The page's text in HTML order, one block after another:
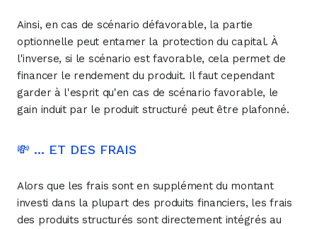
Ainsi, en cas de scénario défavorable, la partie
optionnelle peut entamer la protection du capital. À
l'inverse, si le scénario est favorable, cela permet de
financer le rendement du produit. Il faut cependant
garder à l'esprit qu'en cas de scénario favorable, le
gain induit par le produit structuré peut être plafonné.
💸 ... ET DES FRAIS
Alors que les frais sont en supplément du montant
investi dans la plupart des produits financiers, les frais
des produits structurés sont directement intégrés au